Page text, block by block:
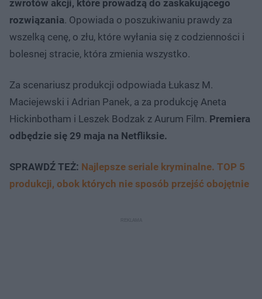
zwrotów akcji, które prowadzą do zaskakującego
rozwiązania. Opowiada o poszukiwaniu prawdy za
wszelką cenę, o złu, które wyłania się z codzienności i
bolesnej stracie, która zmienia wszystko.
Za scenariusz produkcji odpowiada Łukasz M.
Maciejewski i Adrian Panek, a za produkcję Aneta
Hickinbotham i Leszek Bodzak z Aurum Film. Premiera
odbędzie się 29 maja na Netfliksie.
SPRAWDŹ TEŻ: Najlepsze seriale kryminalne. TOP 5
produkcji, obok których nie sposób przejść obojętnie